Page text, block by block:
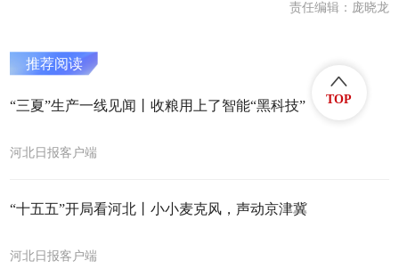
责任编辑：庞晓龙
推荐阅读
“三夏”生产一线见闻丨收粮用上了智能“黑科技”
河北日报客户端
“十五五”开局看河北丨小小麦克风，声动京津冀
河北日报客户端
TOP